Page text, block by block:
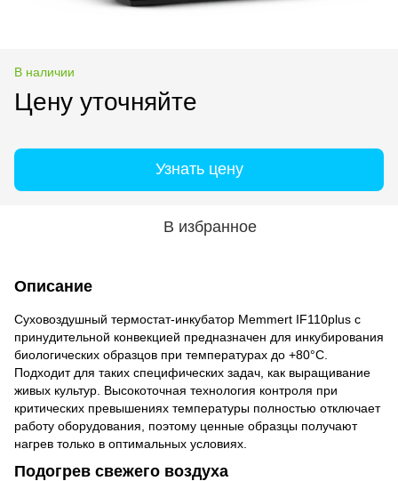
В наличии
Цену уточняйте
Узнать цену
В избранное
Описание
Суховоздушный термостат-инкубатор Memmert IF110plus с
принудительной конвекцией предназначен для инкубирования
биологических образцов при температурах до +80°C.
Подходит для таких специфических задач, как выращивание
живых культур. Высокоточная технология контроля при
критических превышениях температуры полностью отключает
работу оборудования, поэтому ценные образцы получают
нагрев только в оптимальных условиях.
Подогрев свежего воздуха